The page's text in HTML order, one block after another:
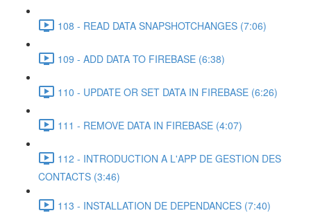
108 - READ DATA SNAPSHOTCHANGES (7:06)
109 - ADD DATA TO FIREBASE (6:38)
110 - UPDATE OR SET DATA IN FIREBASE (6:26)
111 - REMOVE DATA IN FIREBASE (4:07)
112 - INTRODUCTION A L'APP DE GESTION DES
CONTACTS (3:46)
113 - INSTALLATION DE DEPENDANCES (7:40)